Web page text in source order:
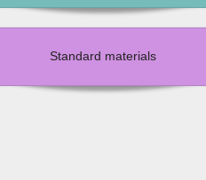
Standard materials